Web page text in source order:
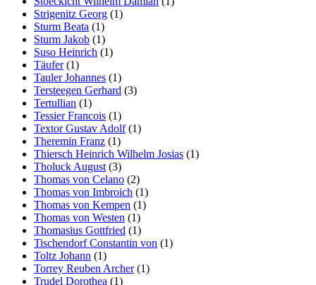
Strigenitz Georg (1)
Sturm Beata (1)
Sturm Jakob (1)
Suso Heinrich (1)
Täufer(1)
Tauler Johannes (1)
Tersteegen Gerhard (3)
Tertullian (1)
Tessier Francois (1)
Textor Gustav Adolf(1)
Theremin Franz (1)
Thiersch Heinrich Wilhelm Josias (1)
Tholuck August (3)
Thomas von Celano (2)
Thomas von Imbroich (1)
Thomas von Kempen (1)
Thomas von Westen (1)
Thomasius Gottfried (1)
Tischendorf Constantin von (1)
Toltz Johann (1)
Torrey Reuben Archer(1)
Trudel Dorothea (1)